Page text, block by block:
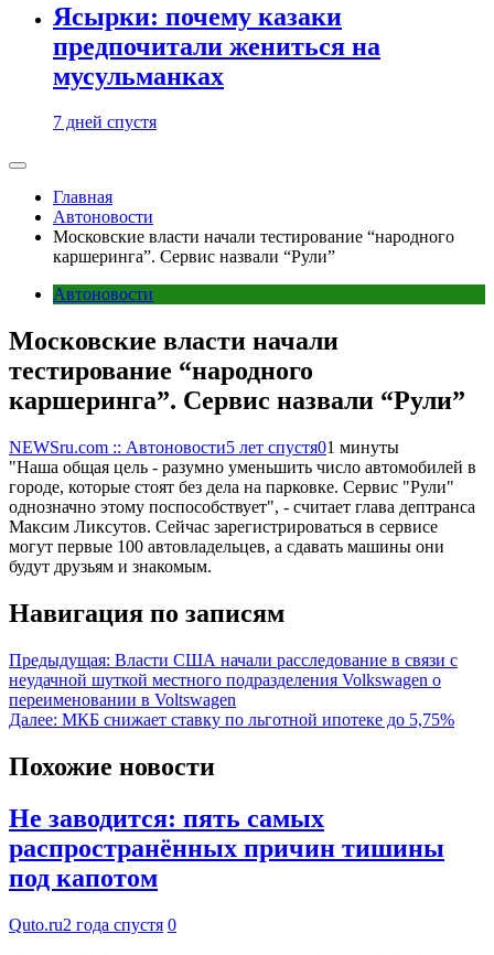
Ясырки: почему казаки
предпочитали жениться на
мусульманках
7 дней спустя
Главная
Автоновости
Московские власти начали тестирование “народного
каршеринга”. Сервис назвали “Рули”
Автоновости
Московские власти начали
тестирование “народного
каршеринга”. Сервис назвали “Рули”
NEWSru.com :: Автоновости5 лет спустя01 минуты
"Наша общая цель - разумно уменьшить число автомобилей в
городе, которые стоят без дела на парковке. Сервис "Рули"
однозначно этому поспособствует", - считает глава дептранса
Максим Ликсутов. Сейчас зарегистрироваться в сервисе
могут первые 100 автовладельцев, а сдавать машины они
будут друзьям и знакомым.
Навигация по записям
Предыдущая: Власти США начали расследование в связи с
неудачной шуткой местного подразделения Volkswagen о
переименовании в Voltswagen
Далее: МКБ снижает ставку по льготной ипотеке до 5,75%
Похожие новости
Не заводится: пять самых
распространённых причин тишины
под капотом
Quto.ru2 года спустя 0